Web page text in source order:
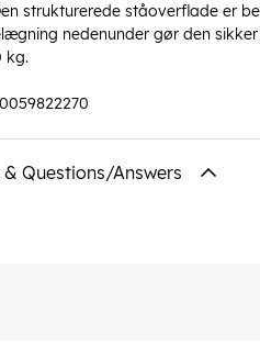
strukturerede ståoverflade er
nedenunder gør den
kg.
& Questions/Answers